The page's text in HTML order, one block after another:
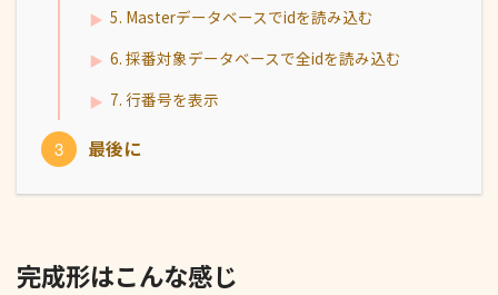
5. Masterデータベースでidを読み込む
6. 採番対象データベースで全idを読み込む
7. 行番号を表示
最後に
完成形はこんな感じ